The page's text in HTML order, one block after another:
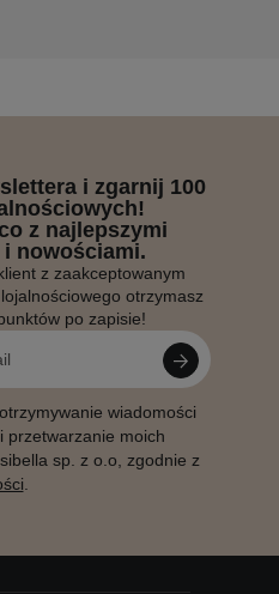
i zgarnij 100
z najlepszymi
nowościami.
z zaakceptowanym
otrzymasz
po zapisie!
wiadomości
przetwarzanie moich
sp. z o.o, zgodnie z
.